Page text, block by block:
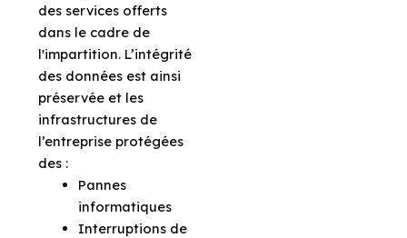
des services offerts
dans le cadre de
l'impartition. L’intégrité
des données est ainsi
préservée et les
infrastructures de
l’entreprise protégées
des :
Pannes
informatiques
Interruptions de